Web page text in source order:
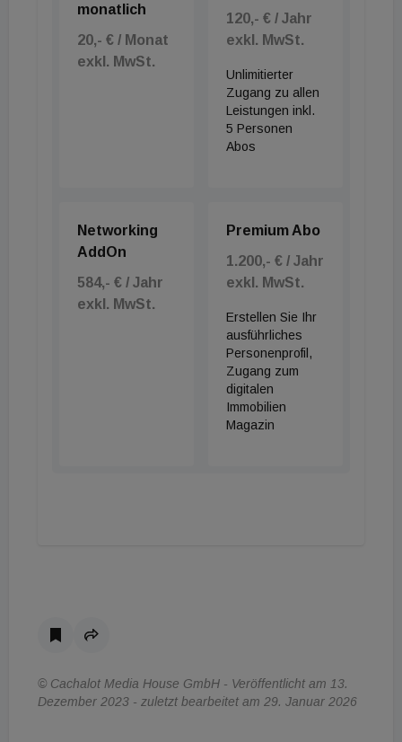
monatlich
20,- € / Monat
exkl. MwSt.
120,- € / Jahr
exkl. MwSt.
Unlimitierter
Zugang zu allen
Leistungen inkl.
5 Personen
Abos
Networking
AddOn
584,- € / Jahr
exkl. MwSt.
Premium Abo
1.200,- € / Jahr
exkl. MwSt.
Erstellen Sie Ihr
ausführliches
Personenprofil,
Zugang zum
digitalen
Immobilien
Magazin
© Cachalot Media House GmbH - Veröffentlicht am 13.
Dezember 2023 - zuletzt bearbeitet am 29. Januar 2026